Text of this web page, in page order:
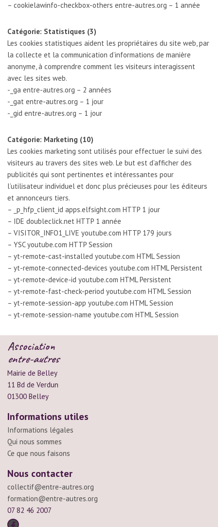
– cookielawinfo-checkbox-others entre-autres.org – 1 année
Catégorie: Statistiques (3)
Les cookies statistiques aident les propriétaires du site web, par
la collecte et la communication d’informations de manière
anonyme, à comprendre comment les visiteurs interagissent
avec les sites web.
-_ga entre-autres.org – 2 années
-_gat entre-autres.org – 1 jour
-_gid entre-autres.org – 1 jour
Catégorie: Marketing (10)
Les cookies marketing sont utilisés pour effectuer le suivi des
visiteurs au travers des sites web. Le but est d’afficher des
publicités qui sont pertinentes et intéressantes pour
l’utilisateur individuel et donc plus précieuses pour les éditeurs
et annonceurs tiers.
– _p_hfp_client_id apps.elfsight.com HTTP 1 jour
– IDE doubleclick.net HTTP 1 année
– VISITOR_INFO1_LIVE youtube.com HTTP 179 jours
– YSC youtube.com HTTP Session
– yt-remote-cast-installed youtube.com HTML Session
– yt-remote-connected-devices youtube.com HTML Persistent
– yt-remote-device-id youtube.com HTML Persistent
– yt-remote-fast-check-period youtube.com HTML Session
– yt-remote-session-app youtube.com HTML Session
– yt-remote-session-name youtube.com HTML Session
Association
entre-autres
Mairie de Belley
11 Bd de Verdun
01300 Belley
Informations utiles
Informations légales
Qui nous sommes
Ce que nous faisons
Nous contacter
collectif@entre-autres.org
formation@entre-autres.org
07 82 46 2007